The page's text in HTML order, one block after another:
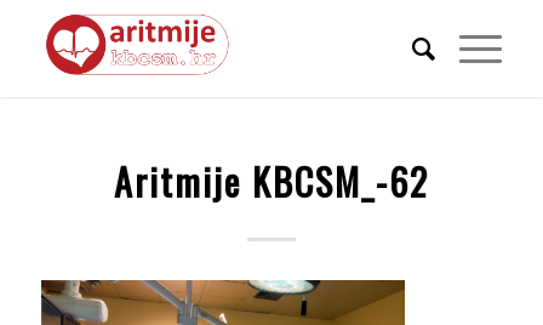
Aritmije KBCSM_-62